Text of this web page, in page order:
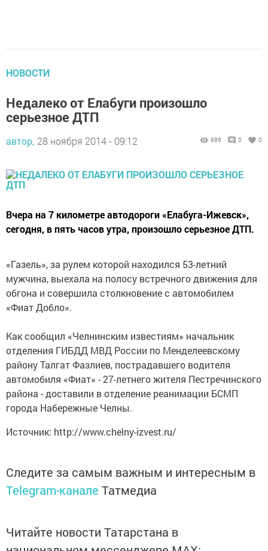
НОВОСТИ
Недалеко от Елабуги произошло
серьезное ДТП
автор, 28 ноября 2014 - 09:12 986 0 0
Вчера на 7 километре автодороги «Елабуга-Ижевск»,
сегодня, в пять часов утра, произошло серьезное ДТП.
«Газель», за рулем которой находился 53-летний
мужчина, выехала на полосу встречного движения для
обгона и совершила столкновение с автомобилем
«Фиат Добло».
Как сообщил «Челнинским известиям» начальник
отделения ГИБДД МВД России по Менделеевскому
району Талгат Фазлиев, пострадавшего водителя
автомобиля «Фиат» - 27-летнего жителя Пестречинского
района - доставили в отделение реанимации БСМП
города Набережные Челны.
Источник: http://www.chelny-izvest.ru/
Следите за самым важным и интересным в
Telegram-канале Татмедиа
Читайте новости Татарстана в